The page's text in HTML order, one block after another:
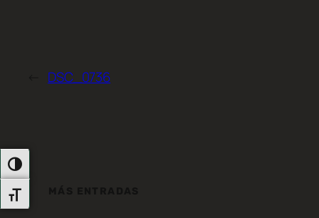
Alternar Alto Contraste
Alternar Tamaño De Letra
DSC_0736